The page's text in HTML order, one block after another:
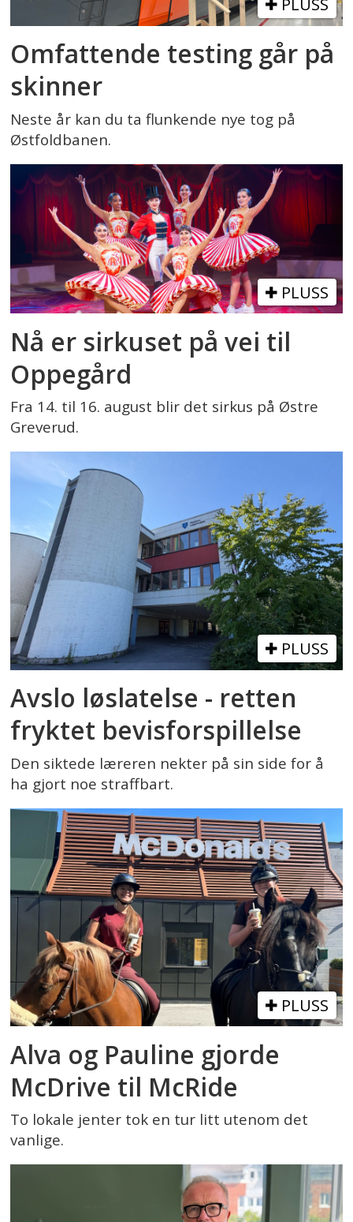
PLUSS
Omfattende testing går på
skinner
Neste år kan du ta flunkende nye tog på
Østfoldbanen.
PLUSS
Nå er sirkuset på vei til
Oppegård
Fra 14. til 16. august blir det sirkus på Østre
Greverud.
PLUSS
Avslo løslatelse - retten
fryktet bevisforspillelse
Den siktede læreren nekter på sin side for å
ha gjort noe straffbart.
PLUSS
Alva og Pauline gjorde
McDrive til McRide
To lokale jenter tok en tur litt utenom det
vanlige.